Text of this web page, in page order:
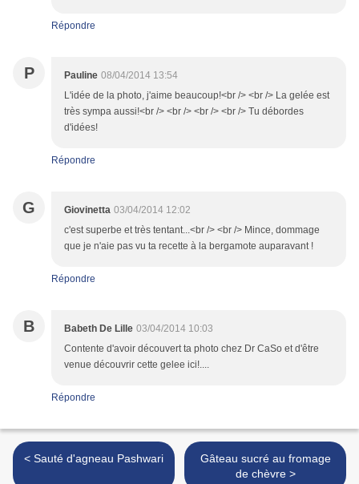
Répondre
P Pauline 08/04/2014 13:54
L'idée de la photo, j'aime beaucoup!<br /> <br /> La gelée est
très sympa aussi!<br /> <br /> <br /> <br /> Tu débordes
d'idées!
Répondre
G Giovinetta 03/04/2014 12:02
c'est superbe et très tentant...<br /> <br /> Mince, dommage
que je n'aie pas vu ta recette à la bergamote auparavant !
Répondre
B Babeth De Lille 03/04/2014 10:03
Contente d'avoir découvert ta photo chez Dr CaSo et d'être
venue découvrir cette gelee ici!....
Répondre
< Sauté d'agneau Pashwari
Gâteau sucré au fromage
de chèvre >